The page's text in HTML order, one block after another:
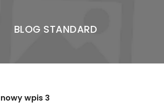
BLOG STANDARD
nowy wpis 3